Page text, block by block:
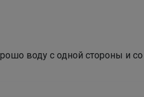
воду с одной стороны и со